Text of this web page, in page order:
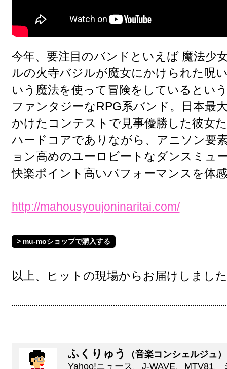
今年、要注目のバンドといえば 魔法少
ルの火寺バジルが魔女にかけられた呪
いう魔法を使って冒険をしているとい
ファンタジーなRPG系バンド。日本最
かけたコンテストで見事優勝した彼女
ハードコアでありながら、アニソン要
ョン高めのユーロビートなダンスミュ
快楽ポイント高いパフォーマンスを体
http://mahousyoujoninaritai.com/
> mu-moショップで購入する
以上、ヒットの現場からお届けしまし
ふくりゅう
（音楽コンシェルジュ）
Yahoo!ニュース、J-WAVE、MTV81